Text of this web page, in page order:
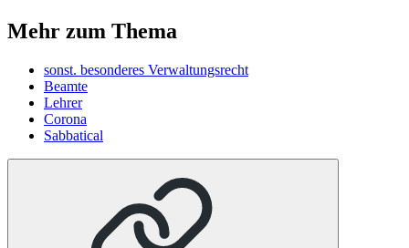
Mehr zum Thema
sonst. besonderes Verwaltungsrecht
Beamte
Lehrer
Corona
Sabbatical